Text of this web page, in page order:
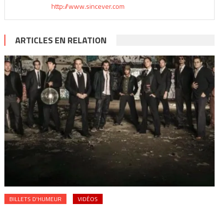
http://www.sincever.com
ARTICLES EN RELATION
BILLETS D'HUMEUR VIDÉOS